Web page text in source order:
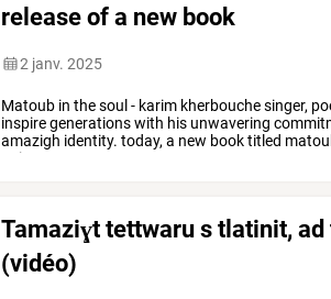
release of a new book
2 janv. 2025
Matoub in thesoul - karim kherbouchesinger,
inspiregenerationswith his unwavering
amazigh identity. today, a new booktitled
unique
Tamaziɣt tettwaru s tlatinit,
(vidéo)